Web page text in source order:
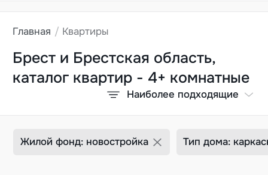
Главная Квартиры
Брест и Брестская область,
каталог квартир - 4+ комнатные
Наиболее подходящие
Жилой фонд: новостройка Тип дома: